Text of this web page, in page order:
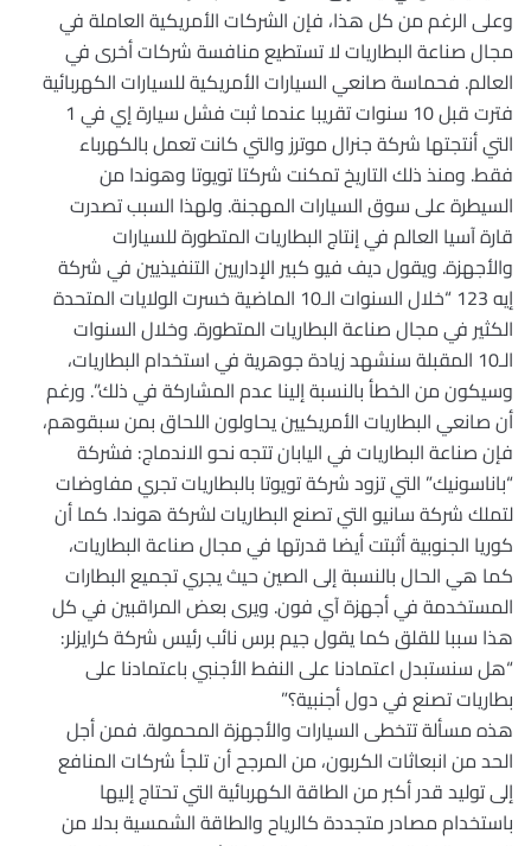
وعلى الرغم من كل هذا، فإن الشركات الأمريكية العاملة في
مجال صناعة البطاريات لا تستطيع منافسة شركات أخرى في
العالم. فحماسة صانعي السيارات الأمريكية للسيارات الكهربائية
فترت قبل 10 سنوات تقريبا عندما ثبت فشل سيارة إي في 1
التي أنتجتها شركة جنرال موترز والتي كانت تعمل بالكهرباء
فقط. ومنذ ذلك التاريخ تمكنت شركتا تويوتا وهوندا من
السيطرة على سوق السيارات المهجنة. ولهذا السبب تصدرت
قارة آسيا العالم في إنتاج البطاريات المتطورة للسيارات
والأجهزة. ويقول ديف فيو كبير الإداريين التنفيذيين في شركة
إيه 123 “خلال السنوات الـ10 الماضية خسرت الولايات المتحدة
الكثير في مجال صناعة البطاريات المتطورة. وخلال السنوات
الـ10 المقبلة سنشهد زيادة جوهرية في استخدام البطاريات،
وسيكون من الخطأ بالنسبة إلينا عدم المشاركة في ذلك”. ورغم
أن صانعي البطاريات الأمريكيين يحاولون اللحاق بمن سبقوهم،
فإن صناعة البطاريات في اليابان تتجه نحو الاندماج: فشركة
“باناسونيك” التي تزود شركة تويوتا بالبطاريات تجري مفاوضات
لتملك شركة سانيو التي تصنع البطاريات لشركة هوندا. كما أن
كوريا الجنوبية أثبتت أيضا قدرتها في مجال صناعة البطاريات،
كما هي الحال بالنسبة إلى الصين حيث يجري تجميع البطارات
المستخدمة في أجهزة آي فون. ويرى بعض المراقبين في كل
هذا سببا للقلق كما يقول جيم برس نائب رئيس شركة كرايزلر:
“هل سنستبدل اعتمادنا على النفط الأجنبي باعتمادنا على
بطاريات تصنع في دول أجنبية؟”
هذه مسألة تتخطى السيارات والأجهزة المحمولة. فمن أجل
الحد من انبعاثات الكربون، من المرجح أن تلجأ شركات المنافع
إلى توليد قدر أكبر من الطاقة الكهربائية التي تحتاج إليها
باستخدام مصادر متجددة كالرياح والطاقة الشمسية بدلا من